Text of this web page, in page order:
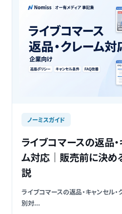
ノーミスガイド
ライブコマースの返品・
ム対応｜販売前に決め
説
ライブコマースの返品・キャンセル
別対...